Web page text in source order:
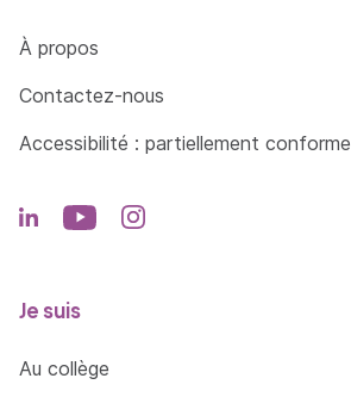
Côté Formations
À propos
Contactez-nous
Accessibilité : partiellement conforme
Je suis
Au collège